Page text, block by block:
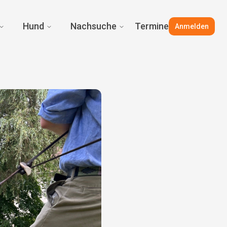
Hund Nachsuche Termine Anmelden